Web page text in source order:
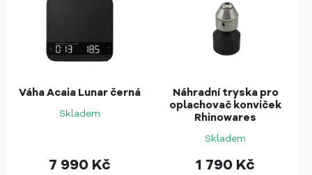
Váha Acaia Lunar černá
Skladem
7 990 Kč
Náhradní tryska pro
oplachovač konviček
Rhinowares
Skladem
1 790 Kč